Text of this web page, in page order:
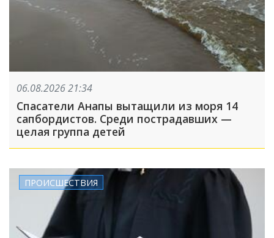
06.08.2026 21:34
Спасатели Анапы вытащили из моря 14
сапбордистов. Среди пострадавших —
целая группа детей
ПРОИСШЕСТВИЯ